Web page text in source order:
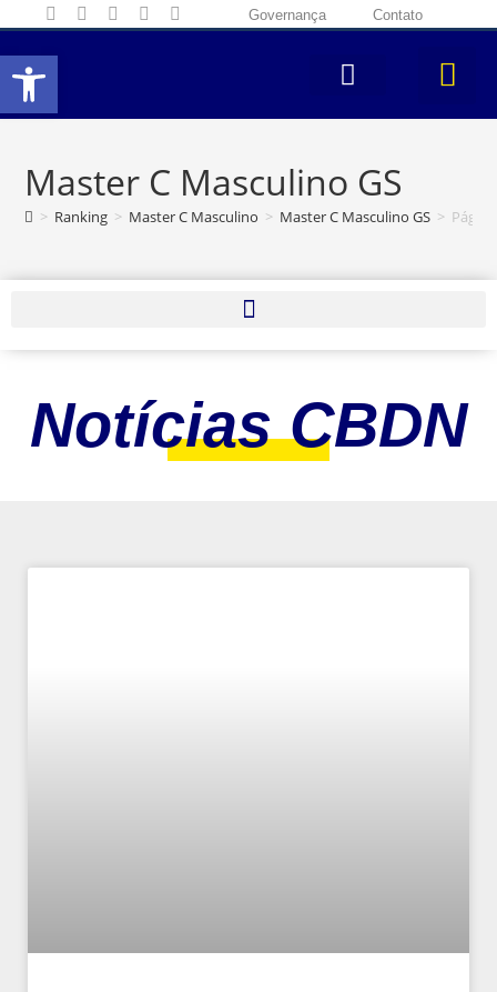
Abrir a barra de ferramentas
Governança Contato
Master C Masculino GS
> Ranking > Master C Masculino > Master C Masculino GS >
Notícias CBDN